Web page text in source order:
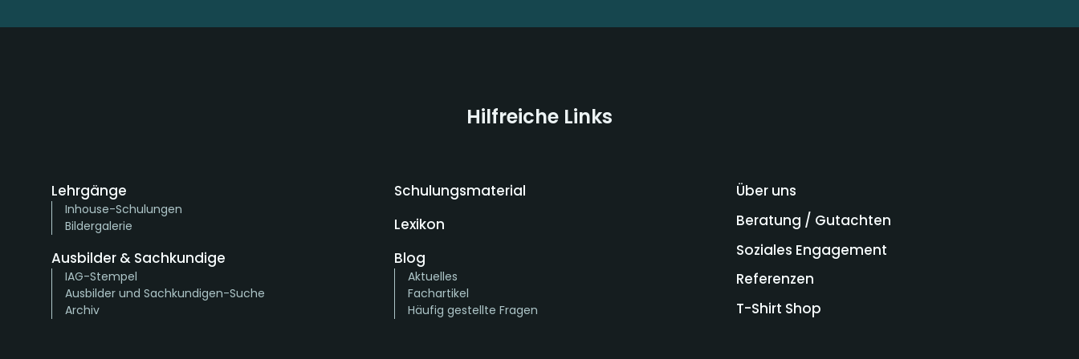
Hilfreiche Links
Lehrgänge
Inhouse-Schulungen
Bildergalerie
Ausbilder & Sachkundige
IAG-Stempel
Ausbilder und Sachkundigen-Suche
Archiv
Schulungsmaterial
Lexikon
Blog
Aktuelles
Fachartikel
Häufig gestellte Fragen
Über uns
Beratung / Gutachten
Soziales Engagement
Referenzen
T-Shirt Shop